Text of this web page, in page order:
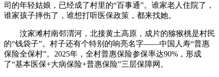
司的年轻姑娘，已经成了村里的“百事通”。谁家老人住院了，
谁家孩子摔伤了，谁想打听医保政策，都来找她。
汶家滩村南邻渭河，北接黄土高原，成片的猕猴桃是村民
的“钱袋子”。村子还有个特别的响亮名字——中国人寿“普惠
保险全保村”。2025年，全村普惠保险参保率达90%，形成
了“基本医保+大病保险+普惠保险”三层保障网。